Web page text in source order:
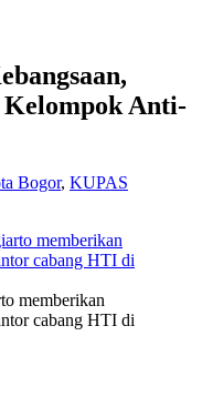
Anti-
Bogor, KUPAS
memberikan
cabang HTI di